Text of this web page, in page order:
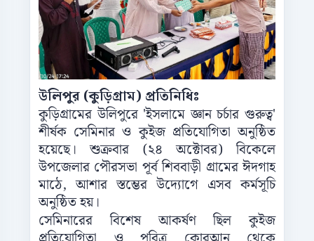
উলিপুর (কুড়িগ্রাম) প্রতিনিধিঃ
কুড়িগ্রামের উলিপুরে 'ইসলামে জ্ঞান চর্চার গুরুত্ব'
শীর্ষক সেমিনার ও কুইজ প্রতিযোগিতা অনুষ্ঠিত
হয়েছে। শুক্রবার (২৪ অক্টোবর) বিকেলে
উপজেলার পৌরসভা পূর্ব শিববাড়ী গ্রামের ঈদগাহ
মাঠে, আশার স্তম্ভের উদ্যোগে এসব কর্মসূচি
অনুষ্ঠিত হয়।
সেমিনারের বিশেষ আকর্ষণ ছিল কুইজ